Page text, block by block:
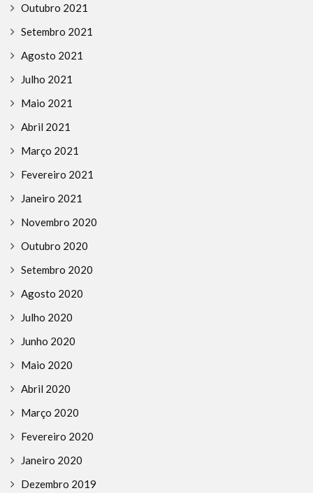
Outubro 2021
Setembro 2021
Agosto 2021
Julho 2021
Maio 2021
Abril 2021
Março 2021
Fevereiro 2021
Janeiro 2021
Novembro 2020
Outubro 2020
Setembro 2020
Agosto 2020
Julho 2020
Junho 2020
Maio 2020
Abril 2020
Março 2020
Fevereiro 2020
Janeiro 2020
Dezembro 2019